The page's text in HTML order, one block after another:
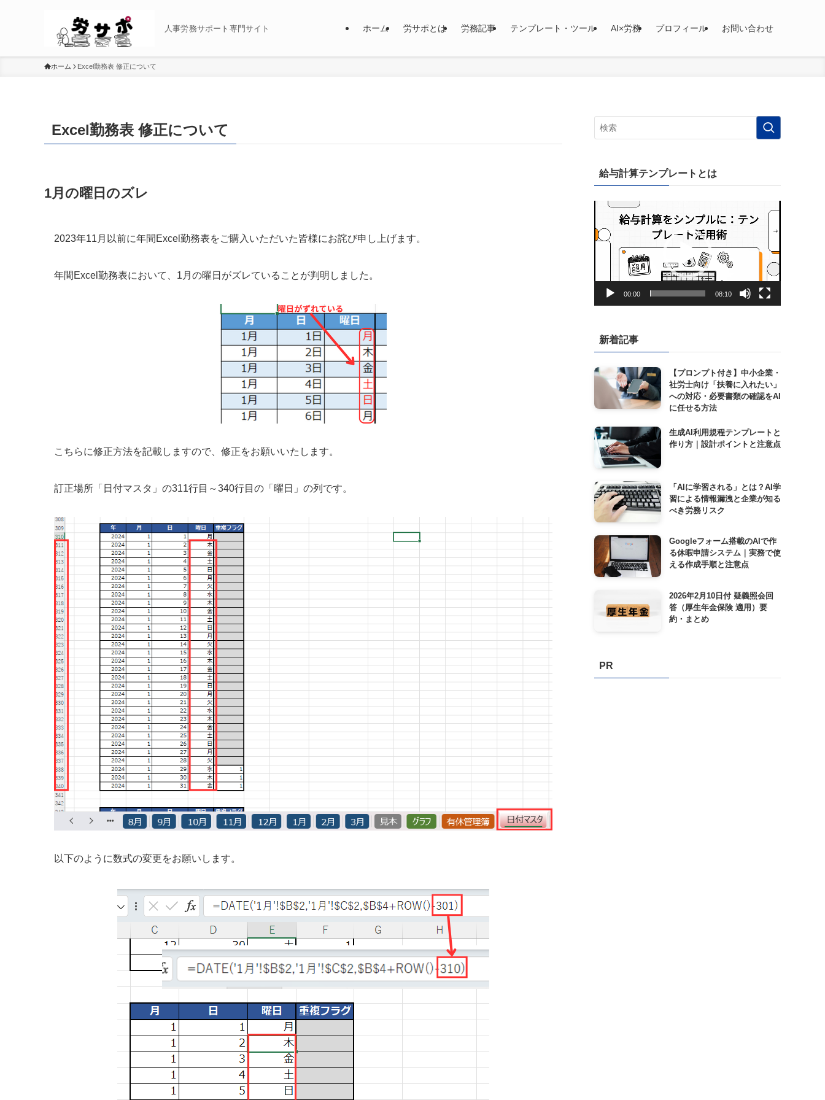
人事労務サポート専門サイト ホーム 労サポとは 労務記事 テンプレート・ツール AI×労務 プロフィール お問い合わせ
ホーム Excel勤務表 修正について
Excel勤務表 修正について
1月の曜日のズレ
2023年11月以前に年間Excel勤務表をご購入いただいた皆様にお詫び申し上げます。
年間Excel勤務表において、1月の曜日がズレていることが判明しました。
こちらに修正方法を記載しますので、修正をお願いいたします。
訂正場所「日付マスタ」の311行目～340行目の「曜日」の列です。
以下のように数式の変更をお願いします。
給与計算テンプレートとは
プ
00:00 08:10
新着記事
【プロンプト付き】中小企業・
社労士向け「扶養に入れたい」
への対応・必要書類の確認をAI
に任せる方法
生成AI利用規程テンプレートと
作り方｜設計ポイントと注意点
「AIに学習される」とは？AI学
習による情報漏洩と企業が知る
べき労務リスク
Googleフォーム搭載のAIで作
る休暇申請システム｜実務で使
える作成手順と注意点
2026年2月10日付 疑義照会回
答（厚生年金保険 適用）要
約・まとめ
PR